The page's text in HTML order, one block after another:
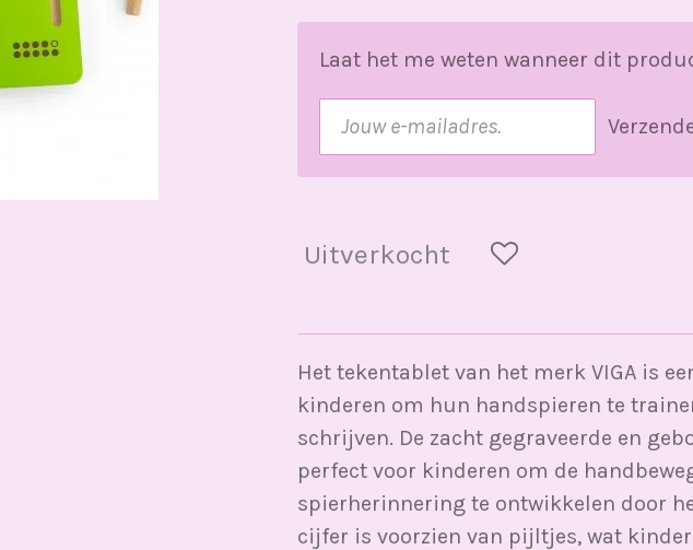
Laat het me weten wanneer dit
Uitverkocht
Het tekentablet van het merk VIGA is
kinderen om hun handspieren te
schrijven. De zacht gegraveerde en
perfect voor kinderen om de
spierherinnering te ontwikkelen door
cijfer is voorzien van pijltjes, wat